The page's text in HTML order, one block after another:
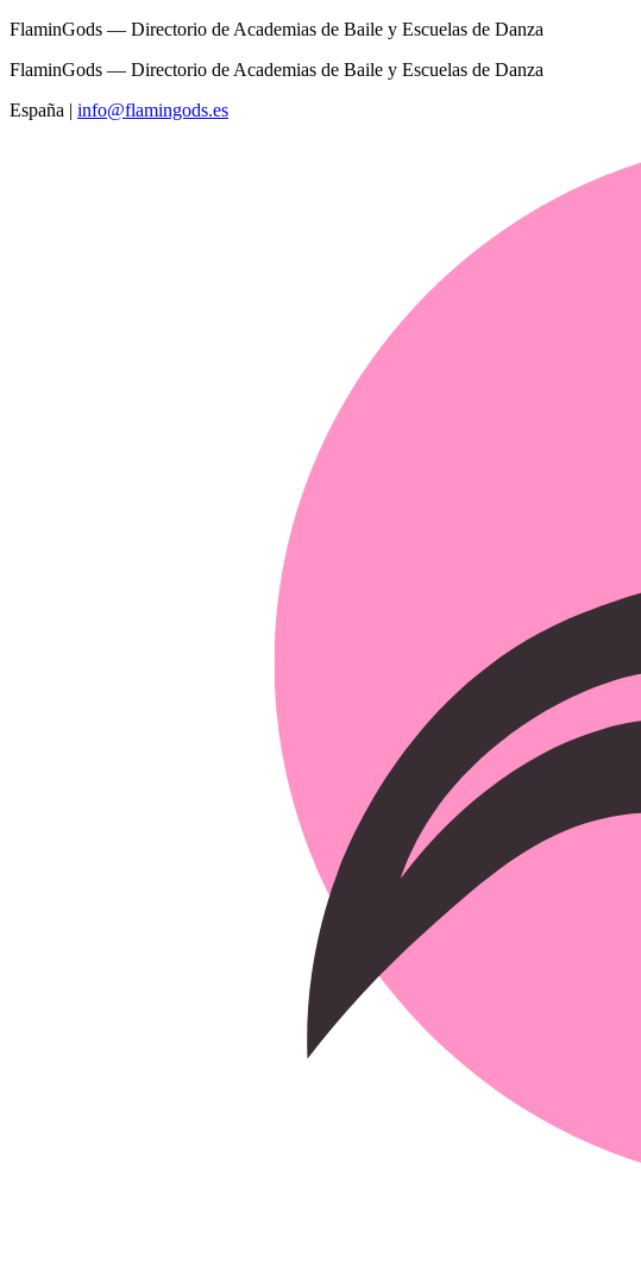
FlaminGods — Directorio de Academias de Baile y Escuelas de Danza
FlaminGods — Directorio de Academias de Baile y Escuelas de Danza
España | info@flamingods.es